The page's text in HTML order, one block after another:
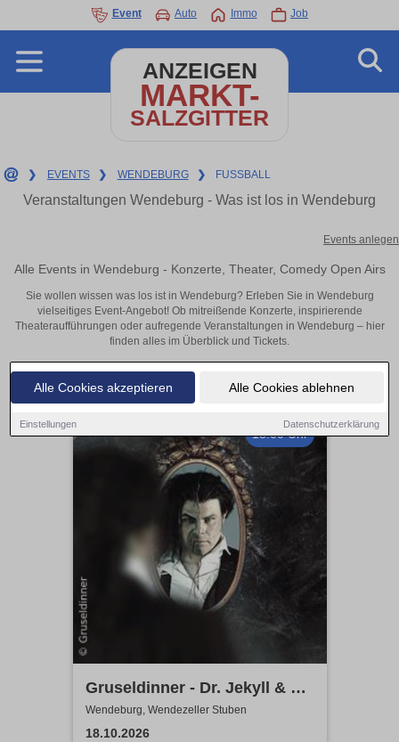
Alle Cookies akzeptieren Alle Cookies ablehnen
Einstellungen Datenschutzerklärung
Event Auto Immo Job
ANZEIGEN
MARKT-
SALZGITTER
❯ EVENTS ❯ WENDEBURG ❯ FUSSBALL
Veranstaltungen Wendeburg - Was ist los in Wendeburg
Events anlegen
Alle Events in Wendeburg - Konzerte, Theater, Comedy Open Airs
Sie wollen wissen was los ist in Wendeburg? Erleben Sie in Wendeburg
vielseitiges Event-Angebot! Ob mitreißende Konzerte, inspirierende
Theateraufführungen oder aufregende Veranstaltungen in Wendeburg – hier
finden alles im Überblick und Tickets.
18:00 Uhr
Gruseldinner - Dr. Jekyll & Mr.
Hyde
Wendeburg, Wendezeller Stuben
18.10.2026